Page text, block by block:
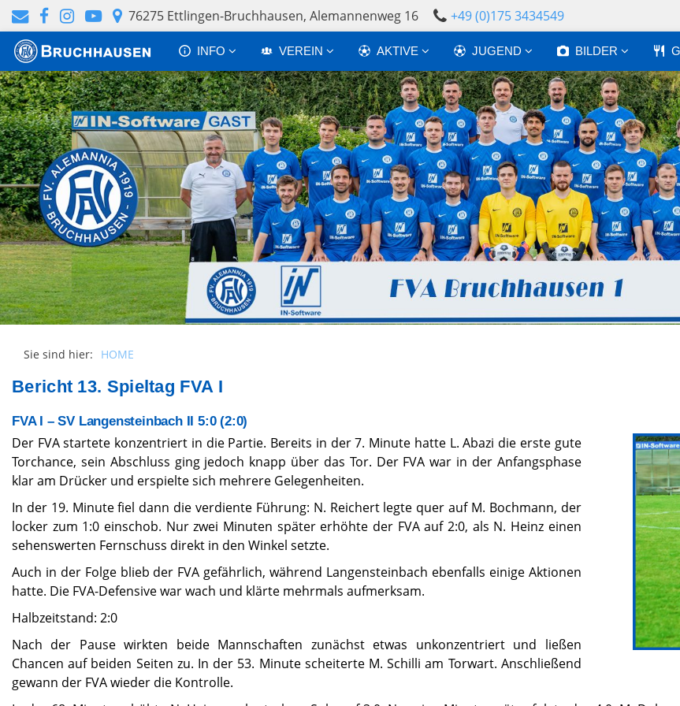
76275 Ettlingen-Bruchhausen, Alemannenweg 16 +49 (0)175 3434549
INFO VEREIN AKTIVE JUGEND BILDER
Sie sind hier: HOME
Bericht 13. Spieltag FVA I
FVA I – SV Langensteinbach II 5:0 (2:0)
Der FVA startete konzentriert in die Partie. Bereits in der 7. Minute hatte L. Abazi die erste gute
Torchance, sein Abschluss ging jedoch knapp über das Tor. Der FVA war in der Anfangsphase
klar am Drücker und erspielte sich mehrere Gelegenheiten.
In der 19. Minute fiel dann die verdiente Führung: N. Reichert legte quer auf M. Bochmann, der
locker zum 1:0 einschob. Nur zwei Minuten später erhöhte der FVA auf 2:0, als N. Heinz einen
sehenswerten Fernschuss direkt in den Winkel setzte.
Auch in der Folge blieb der FVA gefährlich, während Langensteinbach ebenfalls einige Aktionen
hatte. Die FVA-Defensive war wach und klärte mehrmals aufmerksam.
Halbzeitstand: 2:0
Nach der Pause wirkten beide Mannschaften zunächst etwas unkonzentriert und ließen
Chancen auf beiden Seiten zu. In der 53. Minute scheiterte M. Schilli am Torwart. Anschließend
gewann der FVA wieder die Kontrolle.